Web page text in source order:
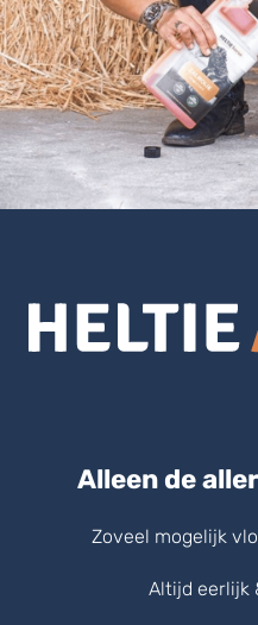
Alleen de
Zoveel mogelijk
Altijd eerlijk